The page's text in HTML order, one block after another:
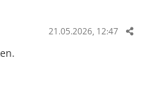
21.05.2026, 12:47